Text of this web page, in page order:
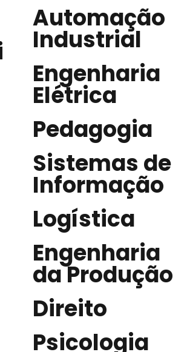
Automação
Industrial
Engenharia
Elétrica
Pedagogia
Sistemas de
Informação
Logística
Engenharia
da Produção
Direito
Psicologia